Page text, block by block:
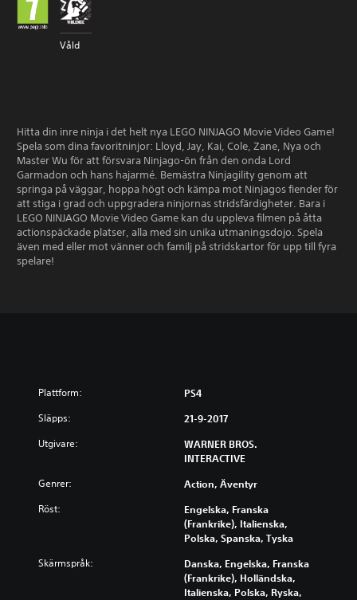
Våld
Hitta din inre ninja i det helt nya LEGO NINJAGO Movie Video Game!
Spela som dina favoritninjor: Lloyd, Jay, Kai, Cole, Zane, Nya och
Master Wu för att försvara Ninjago-ön från den onda Lord
Garmadon och hans hajarmé. Bemästra Ninjagility genom att
springa på väggar, hoppa högt och kämpa mot Ninjagos fiender för
att stiga i grad och uppgradera ninjornas stridsfärdigheter. Bara i
LEGO NINJAGO Movie Video Game kan du uppleva filmen på åtta
actionspäckade platser, alla med sin unika utmaningsdojo. Spela
även med eller mot vänner och familj på stridskartor för upp till fyra
spelare!
Plattform: PS4
Släpps: 21-9-2017
Utgivare:
WARNER BROS.
INTERACTIVE
Genrer: Action, Äventyr
Röst:
Engelska, Franska
(Frankrike), Italienska,
Polska, Spanska, Tyska
Skärmspråk:
Danska, Engelska, Franska
(Frankrike), Holländska,
Italienska, Polska, Ryska,